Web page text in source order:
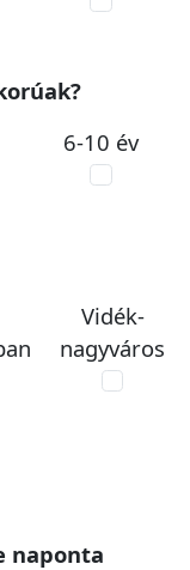
6-10 év
Vidék-
nagyváros
naponta